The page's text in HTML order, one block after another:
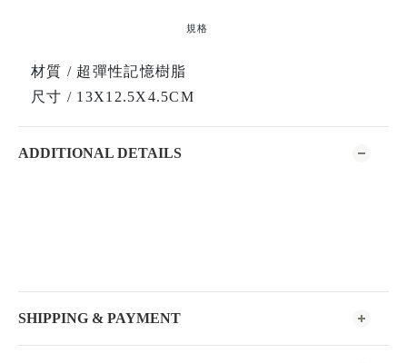
規格
材質 / 超彈性記憶樹脂
尺寸 / 13X12.5X4.5CM
ADDITIONAL DETAILS
SHIPPING & PAYMENT